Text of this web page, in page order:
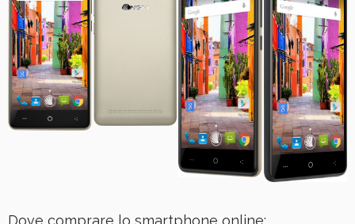
Dove comprare lo smartphone online: